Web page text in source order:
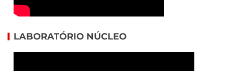
LABORATÓRIO NÚCLEO